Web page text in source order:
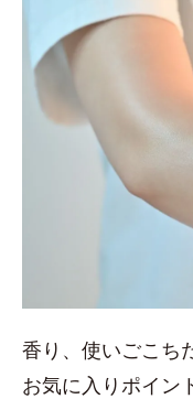
香り、使いごこち
お気に入りポイン